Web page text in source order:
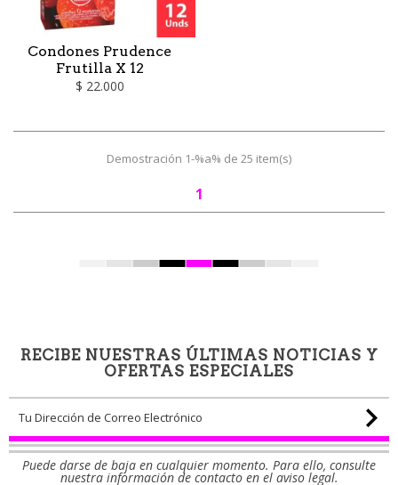
Condones Prudence
Frutilla X 12
$ 22.000
Demostración 1-%a% de 25 item(s)
1
RECIBE NUESTRAS ÚLTIMAS NOTICIAS Y
OFERTAS ESPECIALES
Puede darse de baja en cualquier momento. Para ello, consulte
nuestra información de contacto en el aviso legal.